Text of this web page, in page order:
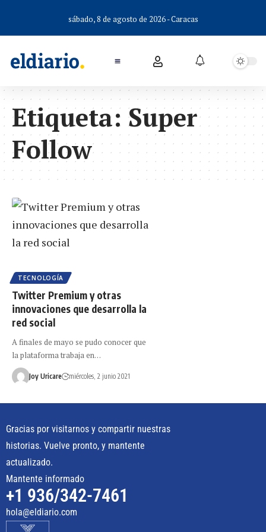
sábado, 8 de agosto de 2026 - Caracas
Etiqueta: Super
Follow
TECNOLOGÍA
Twitter Premium y otras
innovaciones que desarrolla la
red social
A finales de mayo se pudo conocer que
la plataforma trabaja en…
Joy Uricare miércoles, 2 junio 2021
Gracias por visitarnos y compartir nuestras
historias. Vuelve pronto, y mantente
actualizado.
Mantente informado
+1 936/342-7461
hola@eldiario.com